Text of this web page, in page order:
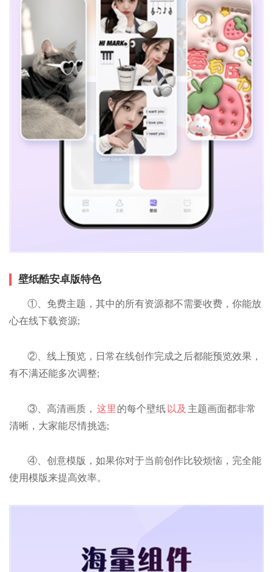
壁纸酷安卓版特色
①、免费主题，其中的所有资源都不需要收费，你能放
心在线下载资源;
②、线上预览，日常在线创作完成之后都能预览效果，
有不满还能多次调整;
③、高清画质， 这里 的每个壁纸 以及 主题画面都非常
清晰，大家能尽情挑选;
④、创意模版，如果你对于当前创作比较烦恼，完全能
使用模版来提高效率。